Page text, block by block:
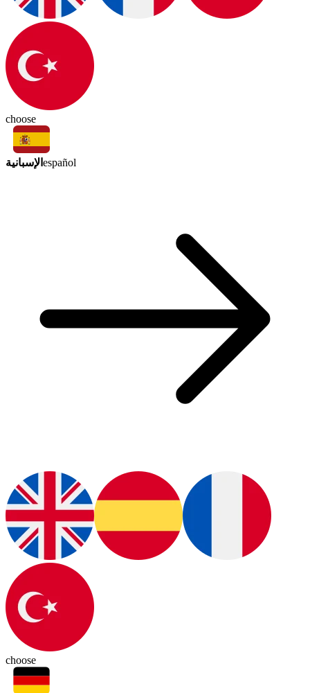
choose
الإسبانية español
choose